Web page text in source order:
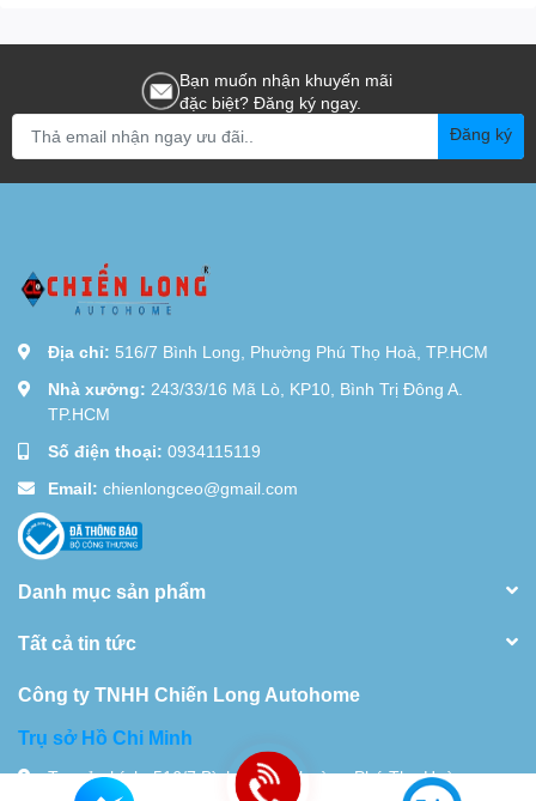
Bạn muốn nhận khuyến mãi
đặc biệt? Đăng ký ngay.
Đăng ký
Địa chỉ: 516/7 Bình Long, Phường Phú Thọ Hoà, TP.HCM
Nhà xưởng: 243/33/16 Mã Lò, KP10, Bình Trị Đông A.
TP.HCM
Số điện thoại: 0934115119
Email: chienlongceo@gmail.com
Danh mục sản phẩm
Tất cả tin tức
Công ty TNHH Chiến Long Autohome
Trụ sở Hồ Chi Minh
Trụ sở chính: 516/7 Bình Long, Phường Phú Thọ Hoà,